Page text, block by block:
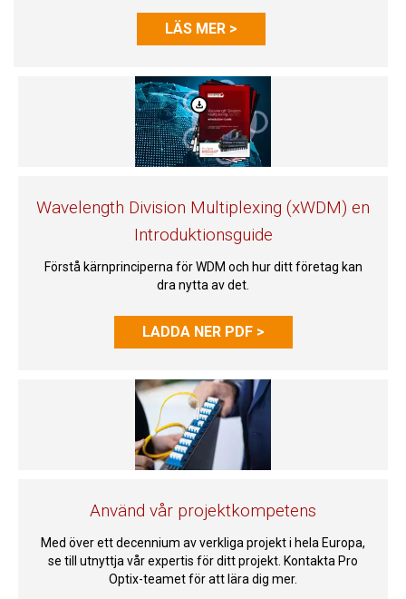
LÄS MER >
Wavelength Division Multiplexing (xWDM) en
Introduktionsguide
Förstå kärnprinciperna för WDM och hur ditt företag kan
dra nytta av det.
LADDA NER PDF >
Använd vår projektkompetens
Med över ett decennium av verkliga projekt i hela Europa,
se till utnyttja vår expertis för ditt projekt. Kontakta Pro
Optix-teamet för att lära dig mer.